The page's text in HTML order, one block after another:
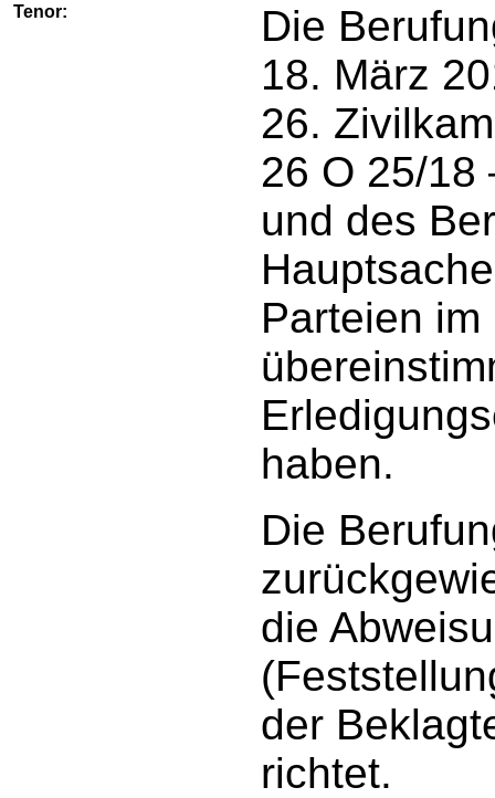
Tenor:
Die
18. März
26.
26 O 25/18
und des
Parteien
haben.
Die
die
der
richtet.